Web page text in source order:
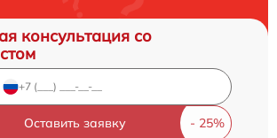
консультация со
Оставить заявку